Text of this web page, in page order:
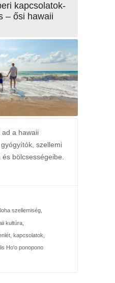
kapcsolatok-
– ősi hawaii
ad a hawaii
szellemi
bölcsességeibe.
szellemiség,
kultúra,
, kapcsolatok
Ho'o ponopono